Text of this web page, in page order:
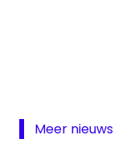
Smit
Meer